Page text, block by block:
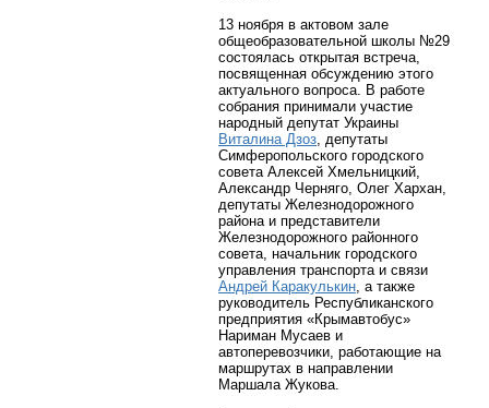
13 ноября в актовом зале
общеобразовательной школы №29
состоялась открытая встреча,
посвященная обсуждению этого
актуального вопроса. В работе
собрания принимали участие
народный депутат Украины
Виталина Дзоз , депутаты
Симферопольского городского
совета Алексей Хмельницкий,
Александр Черняго, Олег Хархан,
депутаты Железнодорожного
района и представители
Железнодорожного районного
совета, начальник городского
управления транспорта и связи
Андрей Каракулькин , а также
руководитель Республиканского
предприятия «Крымавтобус»
Нариман Мусаев и
автоперевозчики, работающие на
маршрутах в направлении
Маршала Жукова.